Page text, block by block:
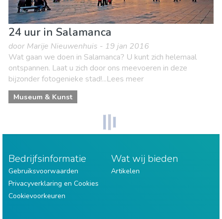
24 uur in Salamanca
door Marije Nieuwenhuis - 19 jan 2016
Wat gaan we doen in Salamanca? U kunt zich helemaal
ontspannen. Laat u zich door ons meevoeren in deze
bijzonder fotogenieke stad!...Lees meer
Museum & Kunst
Bedrijfsinformatie
Gebruiksvoorwaarden
Privacyverklaring en Cookies
Cookievoorkeuren
Wat wij bieden
Artikelen